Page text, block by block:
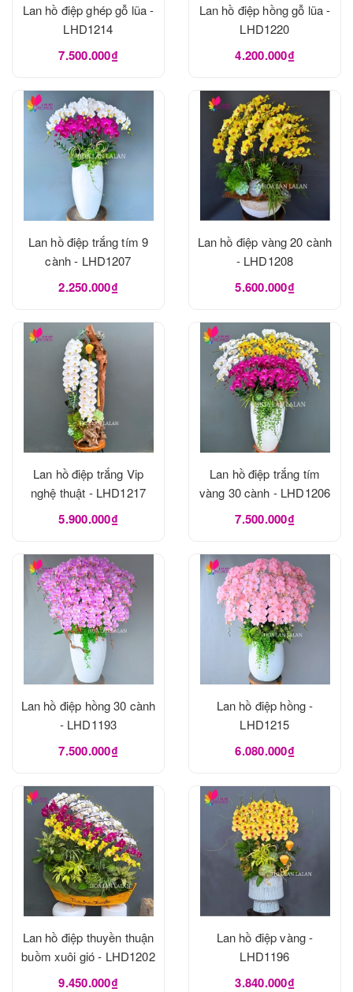
Lan hồ điệp ghép gỗ lũa -
LHD1214
7.500.000₫
Lan hồ điệp hồng gỗ lũa -
LHD1220
4.200.000₫
Lan hồ điệp trắng tím 9
cành - LHD1207
2.250.000₫
Lan hồ điệp vàng 20 cành
- LHD1208
5.600.000₫
Lan hồ điệp trắng Vip
nghệ thuật - LHD1217
5.900.000₫
Lan hồ điệp trắng tím
vàng 30 cành - LHD1206
7.500.000₫
Lan hồ điệp hồng 30 cành
- LHD1193
7.500.000₫
Lan hồ điệp hồng -
LHD1215
6.080.000₫
Lan hồ điệp thuyền thuận
buồm xuôi gió - LHD1202
9.450.000₫
Lan hồ điệp vàng -
LHD1196
3.840.000₫